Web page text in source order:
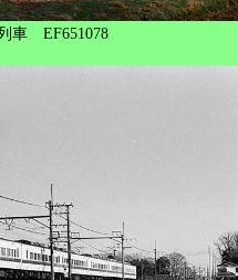
車 EF651078